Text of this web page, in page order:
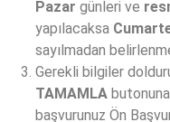
Pazar günleri ve
yapılacaksa
sayılmadan
Gerekli bilgiler
TAMAMLAbutonuna
başvurunuz Ön